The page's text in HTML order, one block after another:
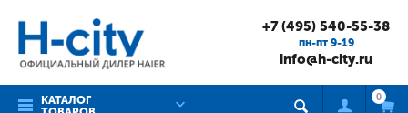
+7 (495) 540-55-38
пн-пт 9-19
info@h-city.ru
КАТАЛОГ
0